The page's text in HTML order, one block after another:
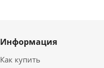
Информация
Как купить